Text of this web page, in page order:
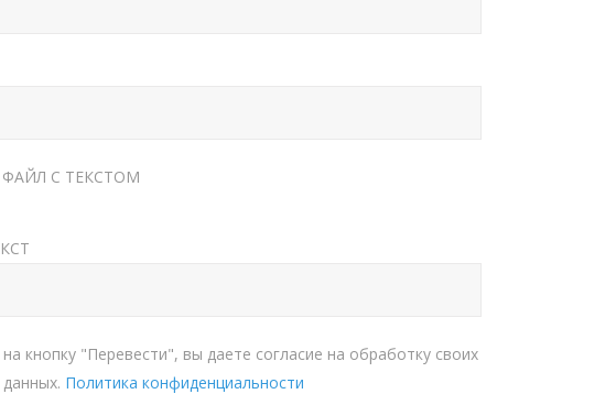
С ТЕКСТОМ
кнопку "Перевести", вы даете согласие на обработку своих
Политика конфиденциальности